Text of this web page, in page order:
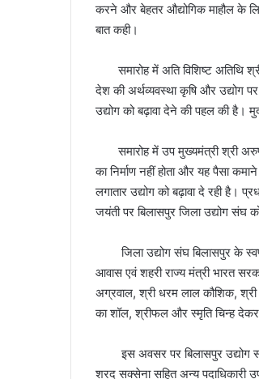
करने और बेहतर औद्योगिक माहौल के
बात कही।
समारोह में अति विशिष्ट अतिथि
देश की अर्थव्यवस्था कृषि और उद्योग पर
उद्योग को बढ़ावा देने की पहल की है।
समारोह में उप मुख्यमंत्री श्री अरुण
का निर्माण नहीं होता और यह पैसा
लगातार उद्योग को बढ़ावा दे रही है।
जयंती पर बिलासपुर जिला उद्योग संघ
जिला उद्योग संघ बिलासपुर के स्वर्ण
आवास एवं शहरी राज्य मंत्री भारत
अग्रवाल, श्री धरम लाल कौशिक, श्री
का शॉल, श्रीफल और स्मृति चिन्ह
इस अवसर पर बिलासपुर उद्योग
शरद सक्सेना सहित अन्य पदाधिकारी